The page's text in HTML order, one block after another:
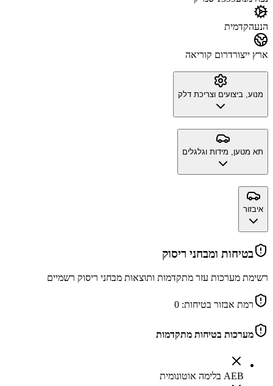
הנעהקדמית
ארץ ייצורדרום קוריאה
מנוע, ביצועים וצריכת דלק
תא מטען, מידות וגלגלים
איבזור
בטיחות ומבחני ריסוק
רשימת מערכות עזר מתקדמות ותוצאות מבחני ריסוק רשמיים
רמת אבזור בטיחות: 0
מערכות בטיחות מתקדמות
AEB בלימה אוטונומית